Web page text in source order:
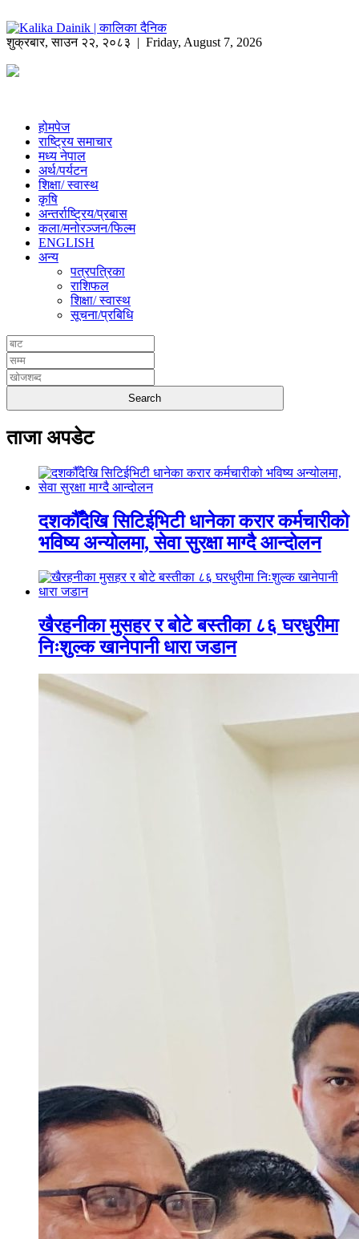
शुक्रबार,साउन २२, २०८३ | Friday, August 7, 2026
होमपेज
राष्ट्रिय समाचार
मध्य नेपाल
अर्थ/पर्यटन
शिक्षा/ स्वास्थ
कृषि
अन्तर्राष्ट्रिय/प्रबास
कला/मनोरञ्जन/फिल्म
ENGLISH
अन्य
पत्रपत्रिका
राशिफल
शिक्षा/ स्वास्थ
सूचना/प्रबिधि
ताजा अपडेट
दशकौँदेखि सिटिईभिटी धानेका करार कर्मचारीको
भविष्य अन्योलमा, सेवा सुरक्षा माग्दै आन्दोलन
खैरहनीका मुसहर र बोटे बस्तीका ८६ घरधुरीमा
निःशुल्क खानेपानी धारा जडान